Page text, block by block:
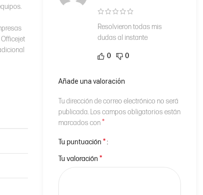
Resolvieron todas mis
dudas al instante
0 0
Añade una valoración
Tu dirección de correo electrónico no será
publicada. Los campos obligatorios están
marcados con*
Tu puntuación *
Tu valoración *